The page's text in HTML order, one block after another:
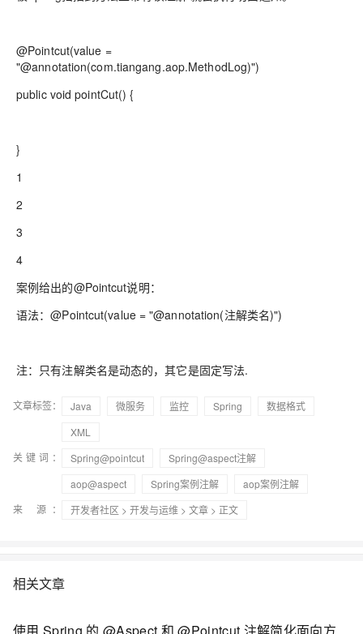
@Pointcut(value =
"@annotation(com.tiangang.aop.MethodLog)")
public void pointCut() {
}
1
2
3
4
案例给出的@Pointcut说明：
语法：@Pointcut(value = "@annotation(注解类名)")
注：只有注解类名是动态的，其它是固定写法.
文章标签： Java 微服务 监控 Spring
数据格式
XML
关键词：
Spring@pointcut
Spring@aspect注解
aop@aspect
Spring案例注解
aop案例注解
来 源：
开发者社区 > 开发与运维 > 文章 > 正文
相关文章